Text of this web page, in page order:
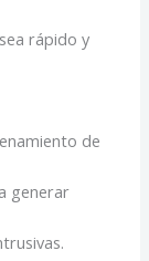
rápido y
de
generar